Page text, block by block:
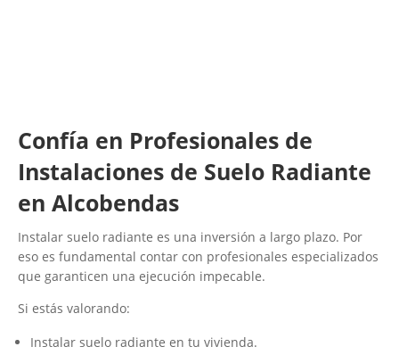
Confía en Profesionales de
Instalaciones de Suelo Radiante
en Alcobendas​
Instalar suelo radiante es una inversión a largo plazo. Por
eso es fundamental contar con profesionales especializados
que garanticen una ejecución impecable.
Si estás valorando:
Instalar suelo radiante en tu vivienda.